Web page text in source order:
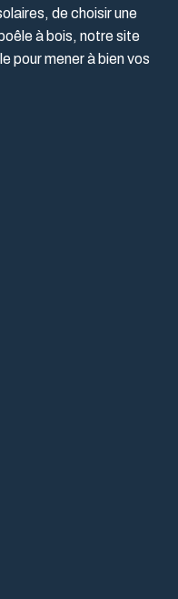
de choisir une
à bois, notre site
pour mener à bien vos